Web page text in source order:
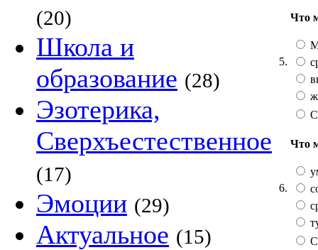
(20)
Школа и
образование (28)
Эзотерика,
Сверхъестественное
(17)
Эмоции (29)
Актуальное (15)
5.
Что
6.
Что